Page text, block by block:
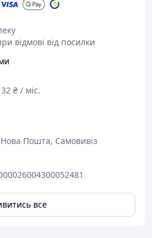
відмові від посилки
₴ / міс.
Пошта, Самовивіз
все